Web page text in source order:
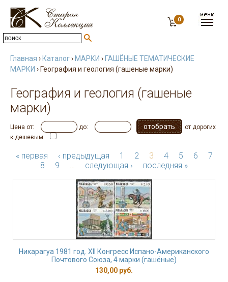
0
Главная › Каталог› МАРКИ › ГАШЁНЫЕ ТЕМАТИЧЕСКИЕ
МАРКИ › География и геология (гашеные марки)
География и геология (гашеные
марки)
Цена от: до:
от дорогих
к дешевым:
« первая ‹ предыдущая 1 2 3 4 5 6
7
8
9 … следующая › последняя »
Никарагуа 1981 год. XII Конгресс Испано-Американского
Почтового Союза, 4 марки (гашёные)
130,00 руб.